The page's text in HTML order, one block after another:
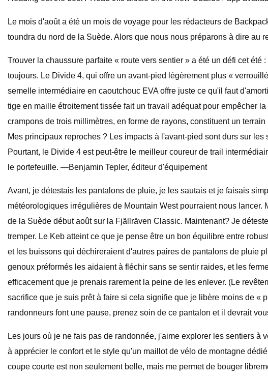
Le mois d'août a été un mois de voyage pour les rédacteurs de
toundra du nord de la Suède. Alors que nous nous préparons à dire au
Trouver la chaussure parfaite « route vers sentier » a été un défi cet
toujours. Le Divide 4, qui offre un avant-pied légèrement plus «
semelle intermédiaire en caoutchouc EVA offre juste ce qu'il faut
tige en maille étroitement tissée fait un travail adéquat pour empêcher
crampons de trois millimètres, en forme de rayons, constituent un
Mes principaux reproches ? Les impacts à l'avant-pied sont durs sur
Pourtant, le Divide 4 est peut-être le meilleur coureur de trail
le portefeuille. —Benjamin Tepler, éditeur d'équipement
Avant, je détestais les pantalons de pluie, je les sautais et je faisais
météorologiques irrégulières de Mountain West pourraient nous
de la Suède début août sur la Fjällräven Classic. Maintenant? Je
tremper. Le Keb atteint ce que je pense être un bon équilibre entre
et les buissons qui déchireraient d'autres paires de pantalons de pluie
genoux préformés les aidaient à fléchir sans se sentir raides, et les
efficacement que je prenais rarement la peine de les enlever. (Le
sacrifice que je suis prêt à faire si cela signifie que je libère moins de «
randonneurs font une pause, prenez soin de ce pantalon et il devrait
Les jours où je ne fais pas de randonnée, j'aime explorer les sentiers
à apprécier le confort et le style qu'un maillot de vélo de montagne
coupe courte est non seulement belle, mais me permet de bouger